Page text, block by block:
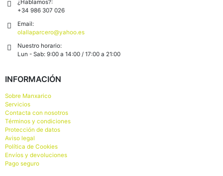
¿Hablamos?:
+34 986 307 026
Email:
olallaparcero@yahoo.es
Nuestro horario:
Lun - Sab: 9:00 a 14:00 / 17:00 a 21:00
INFORMACIÓN
Sobre Manxarico
Servicios
Contacta con nosotros
Términos y condiciones
Protección de datos
Aviso legal
Política de Cookies
Envíos y devoluciones
Pago seguro